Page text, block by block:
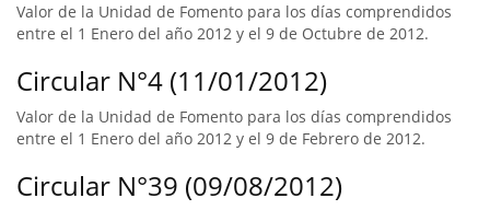
Valor de la Unidad de Fomento para los días comprendidos
entre el 1 Enero del año 2012 y el 9 de Octubre de 2012.
Circular N°4 (11/01/2012)
Valor de la Unidad de Fomento para los días comprendidos
entre el 1 Enero del año 2012 y el 9 de Febrero de 2012.
Circular N°39 (09/08/2012)